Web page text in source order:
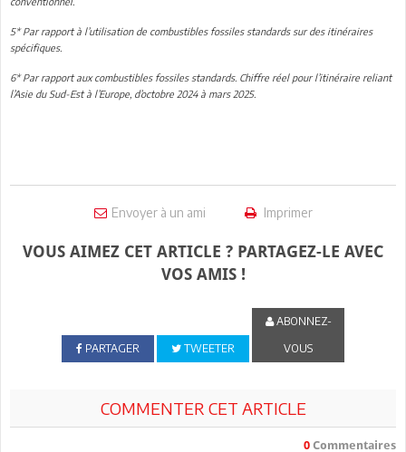
5* Par rapport à l’utilisation de combustibles fossiles standards sur des itinéraires
spécifiques.
6* Par rapport aux combustibles fossiles standards. Chiffre réel pour l’itinéraire reliant
l’Asie du Sud-Est à l’Europe, d’octobre 2024 à mars 2025.
Envoyer à un ami Imprimer
VOUS AIMEZ CET ARTICLE ? PARTAGEZ-LE AVEC
VOS AMIS !
PARTAGER TWEETER
ABONNEZ-
VOUS
COMMENTER CET ARTICLE
0 Commentaires